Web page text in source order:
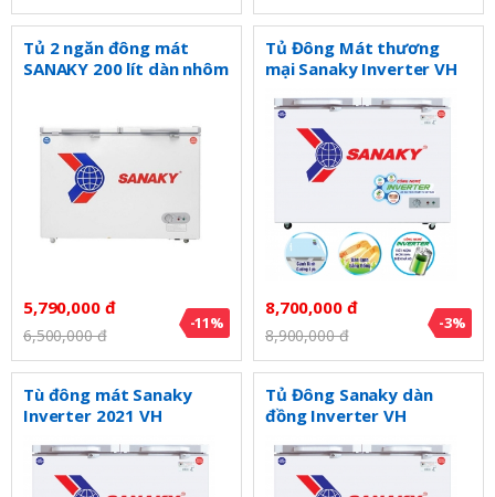
Tủ 2 ngăn đông mát
SANAKY 200 lít dàn nhôm
5,790,000 đ
6,500,000 đ
-11%
Tủ Đông Mát thương
mại Sanaky Inverter VH
8,700,000 đ
8,900,000 đ
-3%
Tù đông mát Sanaky
Inverter 2021 VH
Tủ Đông Sanaky dàn
đồng Inverter VH